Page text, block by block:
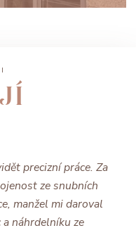
precizní práce. Za
ze snubních
manžel mi daroval
náhrdelníku ze